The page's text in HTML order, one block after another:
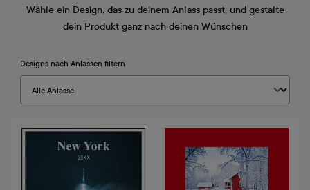
Wähle ein Design, das zu deinem Anlass passt, und gestalte
dein Produkt ganz nach deinen Wünschen
Designs nach Anlässen filtern